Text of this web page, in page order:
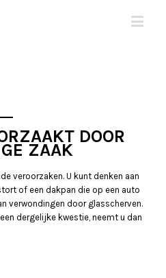
DOOR
ZAAK
veroorzaken. U kunt denken aan
of een dakpan die op een auto
verwondingen door glasscherven.
dergelijke kwestie, neemt u dan